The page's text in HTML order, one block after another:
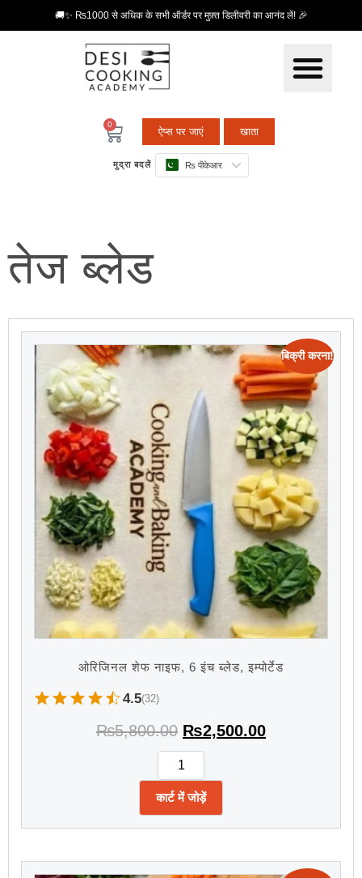
🚚✨ ₨1000 से अधिक के सभी ऑर्डर पर मुफ़्त डिलीवरी का आनंद लें! 🎉
0
ऐप्स पर जाएं खाता
मुद्रा बदलें ₨ पीकेआर
तेज ब्लेड
बिक्री करना!
ओरिजिनल शेफ नाइफ, 6 इंच ब्लेड, इम्पोर्टेड
4.5(32)
₨5,800.00 ₨2,500.00
कार्ट में जोड़ें